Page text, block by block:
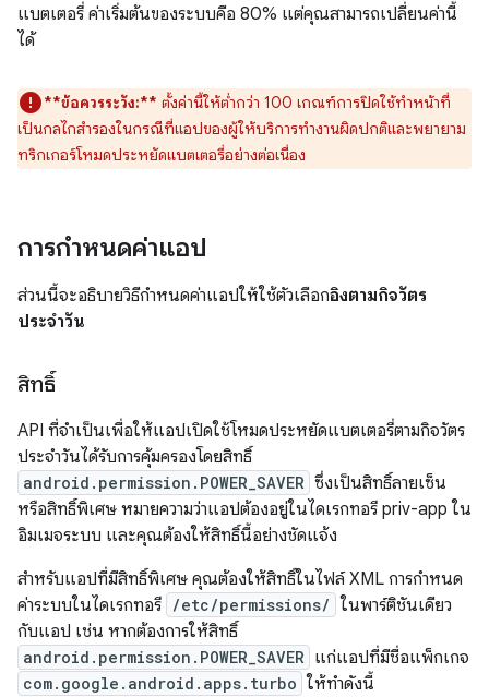
แบตเตอรี่ ค่าเริ่มต้นของระบบคือ 80% แต่คุณสามารถเปลี่ยนค่านี้
ได้
**ข้อควรระวัง:** ตั้งค่านี้ให้ต่ำกว่า 100 เกณฑ์การปิดใช้ทำหน้าที่
เป็นกลไกสำรองในกรณีที่แอปของผู้ให้บริการทำงานผิดปกติและพยายาม
ทริกเกอร์โหมดประหยัดแบตเตอรี่อย่างต่อเนื่อง
การกำหนดค่าแอป
ส่วนนี้จะอธิบายวิธีกำหนดค่าแอปให้ใช้ตัวเลือกอิงตามกิจวัตร
ประจำวัน
สิทธิ์
API ที่จำเป็นเพื่อให้แอปเปิดใช้โหมดประหยัดแบตเตอรี่ตามกิจวัตร
ประจำวันได้รับการคุ้มครองโดยสิทธิ์
android.permission.POWER_SAVER ซึ่งเป็นสิทธิ์ลายเซ็น
หรือสิทธิ์พิเศษ หมายความว่าแอปต้องอยู่ในไดเรกทอรี priv-app ใน
อิมเมจระบบ และคุณต้องให้สิทธิ์นี้อย่างชัดแจ้ง
สำหรับแอปที่มีสิทธิ์พิเศษ คุณต้องให้สิทธิ์ในไฟล์ XML การกำหนด
ค่าระบบในไดเรกทอรี /etc/permissions/ ในพาร์ติชันเดียว
กับแอป เช่น หากต้องการให้สิทธิ์
android.permission.POWER_SAVER แก่แอปที่มีชื่อแพ็กเกจ
com.google.android.apps.turbo ให้ทำดังนี้